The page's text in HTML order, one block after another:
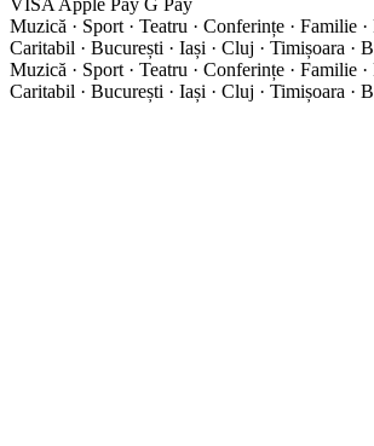
VISA Apple Pay G Pay
Muzică · Sport · Teatru · Conferințe · Familie ·
Caritabil · București · Iași · Cluj · Timișoara ·
Muzică · Sport · Teatru · Conferințe · Familie ·
Caritabil · București · Iași · Cluj · Timișoara ·